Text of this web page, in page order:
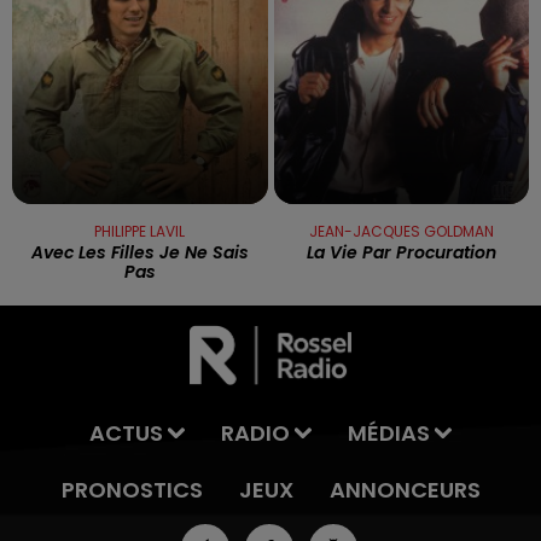
PHILIPPE LAVIL
Avec Les Filles Je Ne Sais
Pas
JEAN-JACQUES GOLDMAN
La Vie Par Procuration
ACTUS RADIO
MÉDIAS
PRONOSTICS
JEUX ANNONCEURS